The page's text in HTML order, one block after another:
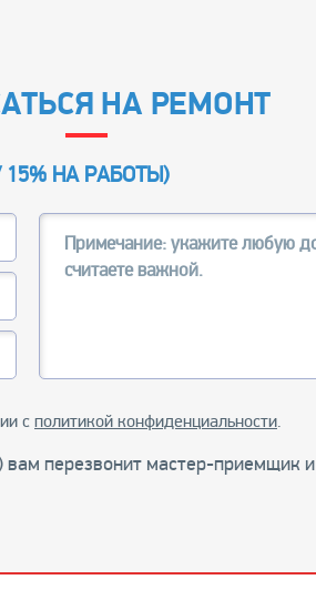
НА РЕМОНТ
НА РАБОТЫ)
сполитикой конфиденциальности.
вам перезвонит мастер-приемщик и